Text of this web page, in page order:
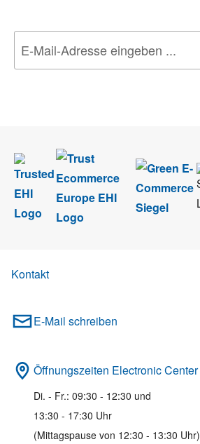
Kontakt
E-Mail schreiben
Öffnungszeiten Electronic Center
Di. - Fr.: 09:30 - 12:30 und
13:30 - 17:30 Uhr
(Mittagspause von 12:30 - 13:30 Uhr)